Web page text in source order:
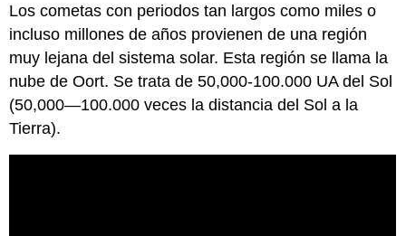
Los cometas con periodos tan largos como miles o
incluso millones de años provienen de una región
muy lejana del sistema solar. Esta región se llama la
nube de Oort. Se trata de 50,000-100.000 UA del Sol
(50,000—100.000 veces la distancia del Sol a la
Tierra).